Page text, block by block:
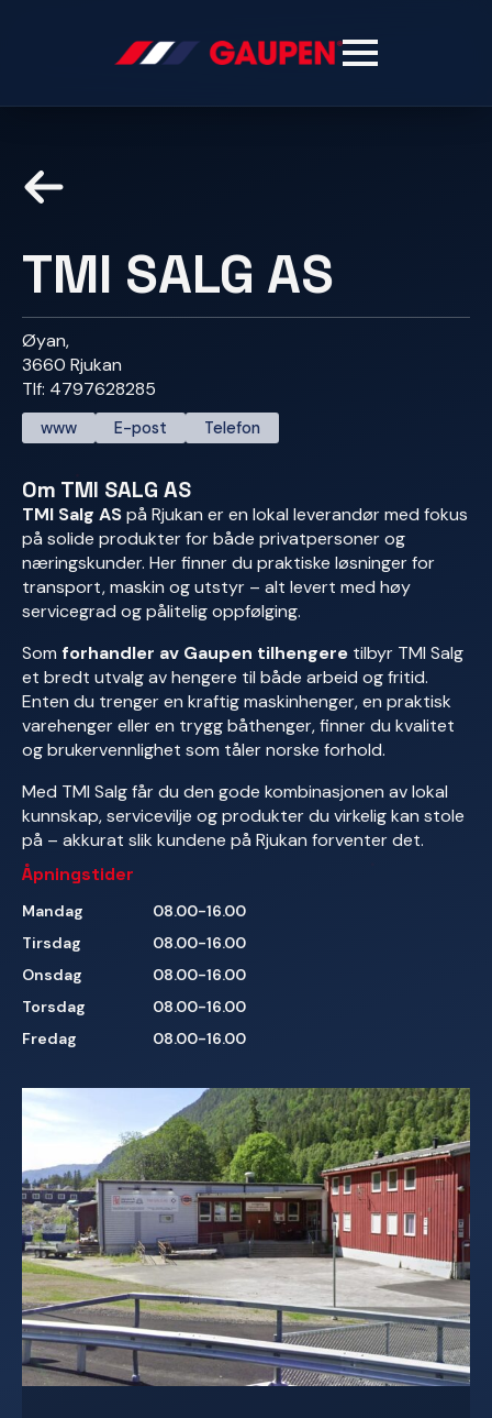
TMI SALG AS
Øyan,
3660 Rjukan
Tlf: 4797628285
www E-post Telefon
Om TMI SALG AS
TMI Salg ASpå Rjukan er en lokal leverandør med fokus
på solide produkter for både privatpersoner og
næringskunder. Her finner du praktiske løsninger for
transport, maskin og utstyr – alt levert med høy
servicegrad og pålitelig oppfølging.
Som forhandler av Gaupen tilhengere tilbyr TMI Salg
et bredt utvalg av hengere til både arbeid og fritid.
Enten du trenger en kraftig maskinhenger, en praktisk
varehenger eller en trygg båthenger, finner du kvalitet
og brukervennlighet som tåler norske forhold.
Med TMI Salg får du den gode kombinasjonen av lokal
kunnskap, servicevilje og produkter du virkelig kan stole
på – akkurat slik kundene på Rjukan forventer det.
Åpningstider
Mandag
08.00-16.00
Tirsdag
08.00-16.00
Onsdag
08.00-16.00
Torsdag
08.00-16.00
Fredag
08.00-16.00